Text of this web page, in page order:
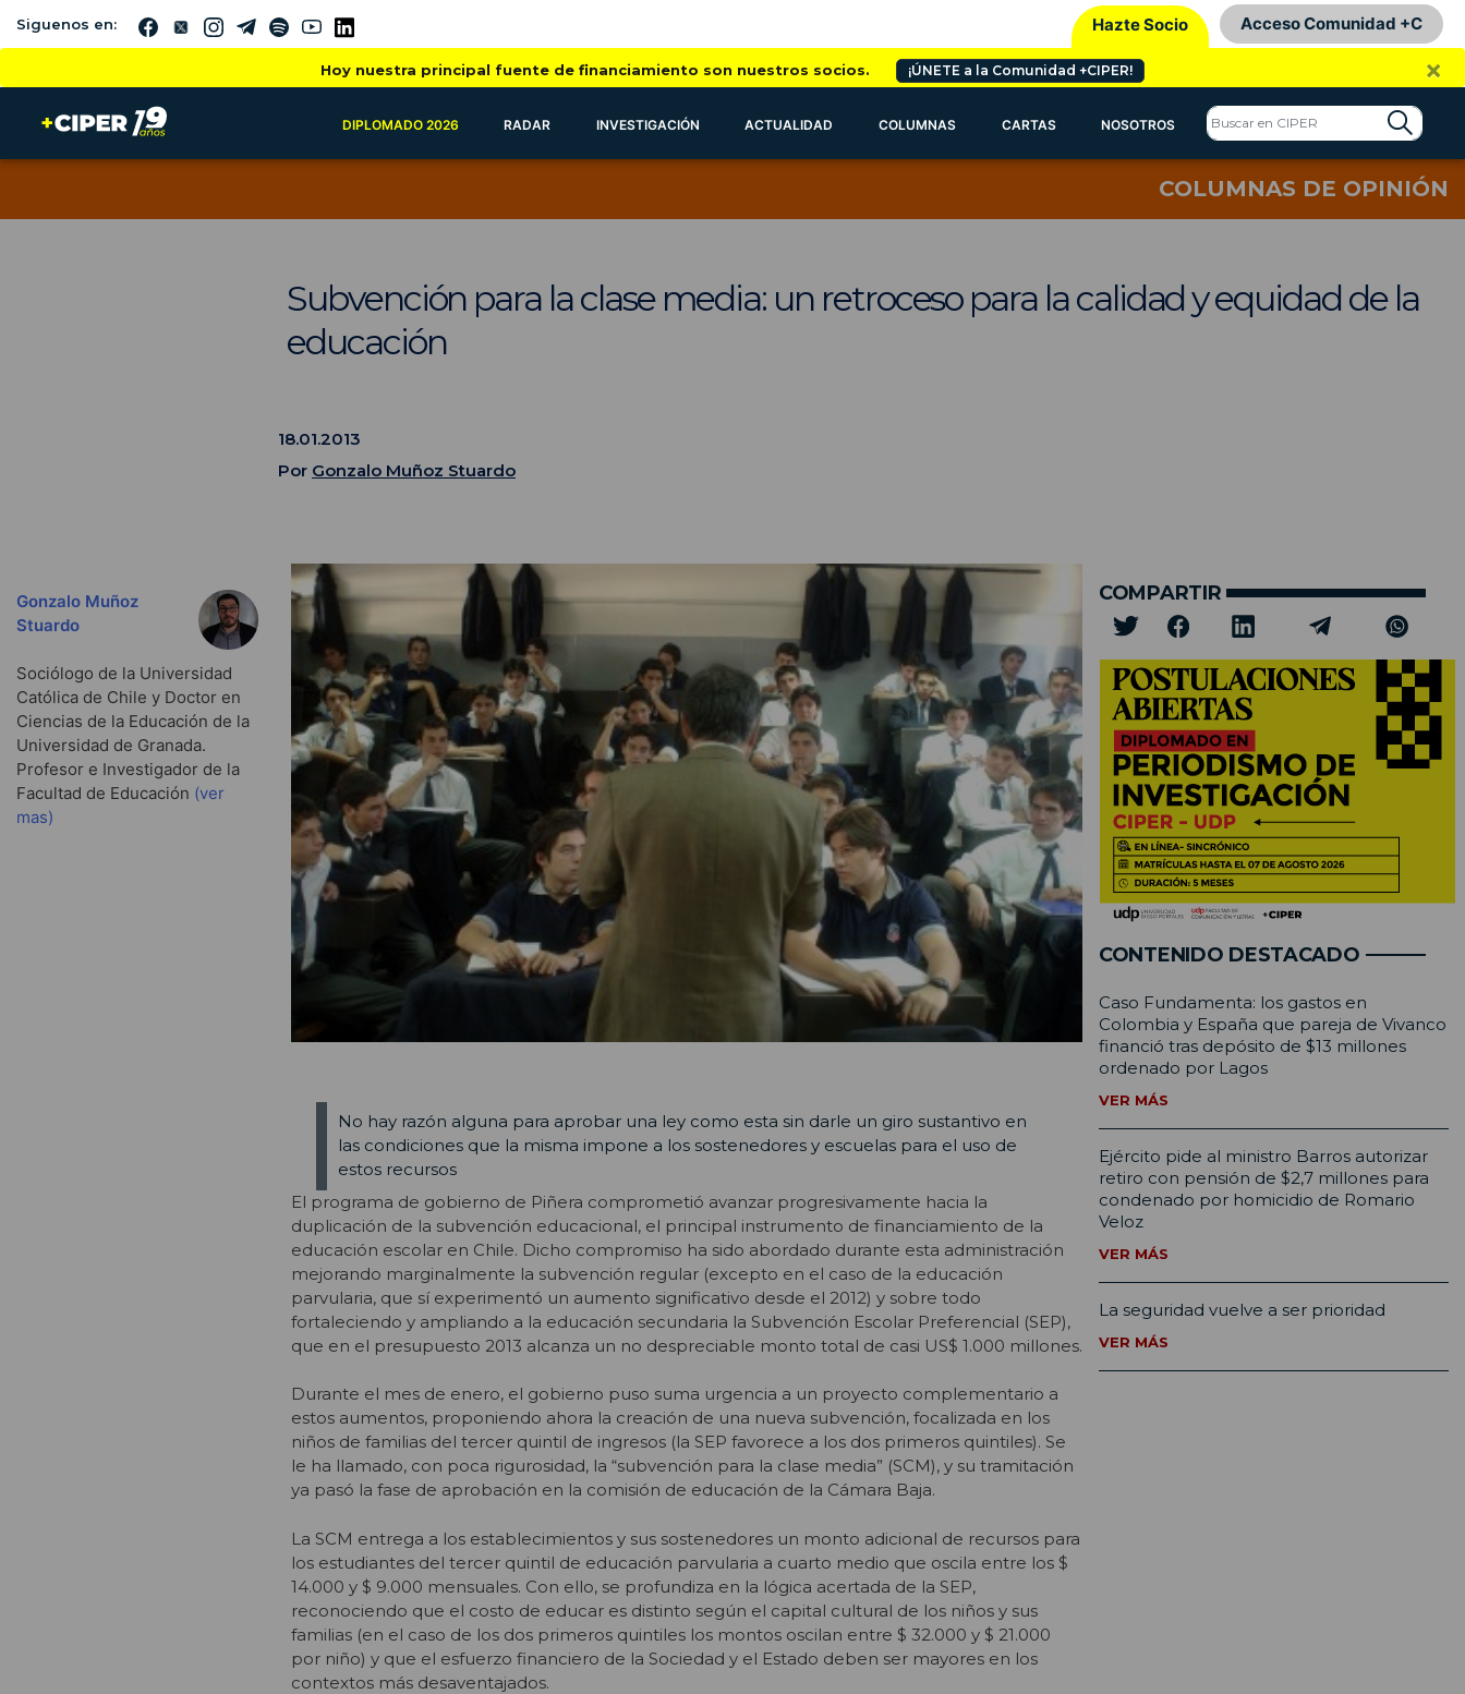
Siguenos en: Hazte Socio Acceso Comunidad +C
Hoy nuestra principal fuente de financiamiento son nuestros socios. ¡ÚNETE a la Comunidad +CIPER! ×
DIPLOMADO 2026 RADAR INVESTIGACIÓN ACTUALIDAD COLUMNAS CARTAS NOSOTROS
COLUMNAS DE OPINIÓN
Subvención para la clase media: un retroceso para la calidad y equidad de la
educación
18.01.2013
Por Gonzalo Muñoz Stuardo
Gonzalo Muñoz
Stuardo
Sociólogo de la Universidad
Católica de Chile y Doctor en
Ciencias de la Educación de la
Universidad de Granada.
Profesor e Investigador de la
Facultad de Educación (ver
mas)
No hay razón alguna para aprobar una ley como esta sin darle un giro sustantivo en
las condiciones que la misma impone a los sostenedores y escuelas para el uso de
estos recursos
El programa de gobierno de Piñera comprometió avanzar progresivamente hacia la
duplicación de la subvención educacional, el principal instrumento de financiamiento de la
educación escolar en Chile. Dicho compromiso ha sido abordado durante esta administración
mejorando marginalmente la subvención regular (excepto en el caso de la educación
parvularia, que sí experimentó un aumento significativo desde el 2012) y sobre todo
fortaleciendo y ampliando a la educación secundaria la Subvención Escolar Preferencial (SEP),
que en el presupuesto 2013 alcanza un no despreciable monto total de casi US$ 1.000 millones.
Durante el mes de enero, el gobierno puso suma urgencia a un proyecto complementario a
estos aumentos, proponiendo ahora la creación de una nueva subvención, focalizada en los
niños de familias del tercer quintil de ingresos (la SEP favorece a los dos primeros quintiles). Se
le ha llamado, con poca rigurosidad, la “subvención para la clase media” (SCM), y su tramitación
ya pasó la fase de aprobación en la comisión de educación de la Cámara Baja.
La SCM entrega a los establecimientos y sus sostenedores un monto adicional de recursos para
los estudiantes del tercer quintil de educación parvularia a cuarto medio que oscila entre los $
14.000 y $ 9.000 mensuales. Con ello, se profundiza en la lógica acertada de la SEP,
reconociendo que el costo de educar es distinto según el capital cultural de los niños y sus
familias (en el caso de los dos primeros quintiles los montos oscilan entre $ 32.000 y $ 21.000
por niño) y que el esfuerzo financiero de la Sociedad y el Estado deben ser mayores en los
contextos más desaventajados.
COMPARTIR
CONTENIDO DESTACADO
Caso Fundamenta: los gastos en
Colombia y España que pareja de Vivanco
financió tras depósito de $13 millones
ordenado por Lagos
VER MÁS
Ejército pide al ministro Barros autorizar
retiro con pensión de $2,7 millones para
condenado por homicidio de Romario
Veloz
VER MÁS
La seguridad vuelve a ser prioridad
VER MÁS